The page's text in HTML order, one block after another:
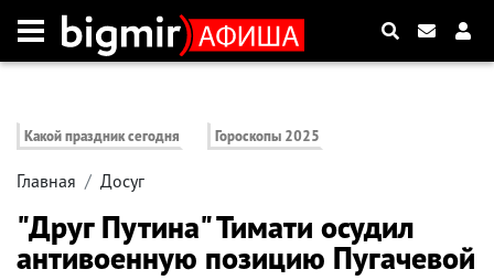
Какой праздник сегодня Гороскопы 2025
Главная Досуг
"Друг Путина" Тимати осудил
антивоенную позицию Пугачевой